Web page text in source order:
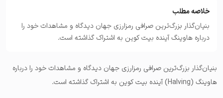
خلاصه مطلب
بنیان‌گذار بزرگ‌ترین صرافی رمزارزی جهان دیدگاه و مشاهدات خود را
درباره هاوینگ آینده بیت‌ کوین به اشتراک گذاشته است.
بنیان‌گذار بزرگ‌ترین صرافی رمزارزی جهان دیدگاه و مشاهدات خود را درباره
هاوینگ (Halving) آینده بیت‌ کوین به اشتراک گذاشته است.